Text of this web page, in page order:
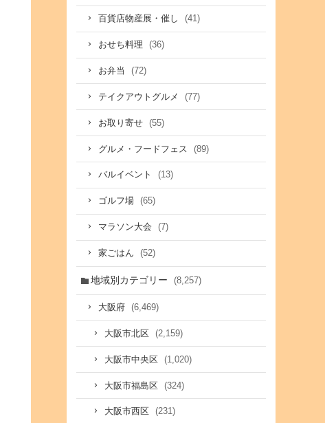
百貨店物産展・催し (41)
おせち料理 (36)
お弁当 (72)
テイクアウトグルメ (77)
お取り寄せ (55)
グルメ・フードフェス (89)
バルイベント (13)
ゴルフ場 (65)
マラソン大会 (7)
家ごはん (52)
地域別カテゴリー (8,257)
大阪府 (6,469)
大阪市北区 (2,159)
大阪市中央区 (1,020)
大阪市福島区 (324)
大阪市西区 (231)